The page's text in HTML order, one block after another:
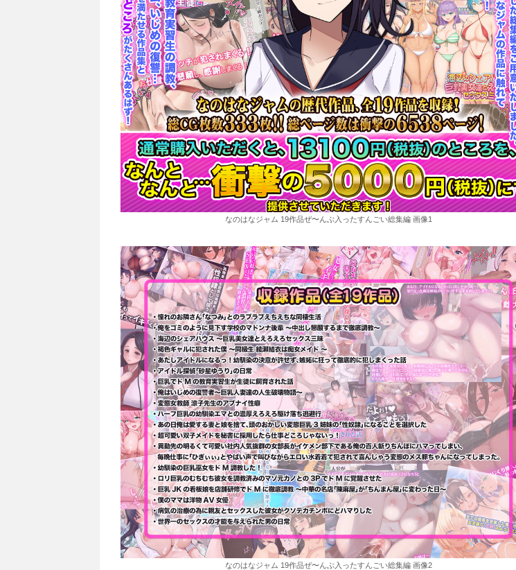
なのはなジャム 19作品ぜ〜んぶ入ったすんごい総集編 画像1
なのはなジャム 19作品ぜ〜んぶ入ったすんごい総集編 画像2